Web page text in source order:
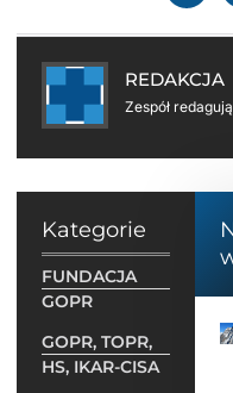
REDAKCJA
Zespół
Kategorie
FUNDACJA
GOPR
GOPR, TOPR,
HS, IKAR-CISA